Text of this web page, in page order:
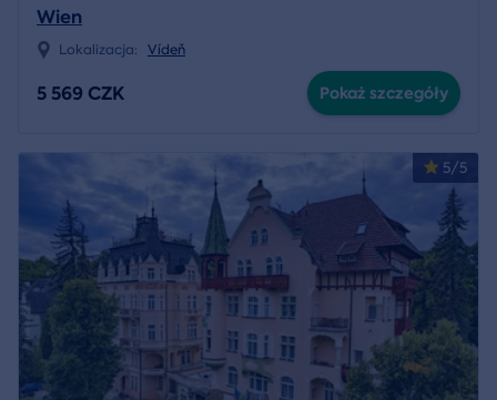
Wien
Lokalizacja: Vídeň
5 569 CZK Pokaż szczegóły
5/5